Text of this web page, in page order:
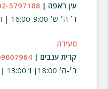
עין ראפה | 5797108
ד׳ ה׳ ש׳ 16:00-9:00 |
סעידה
קרית ענבים |
ב׳-ה׳ 18:00| ו’ 13:00 | ש’ 12:00